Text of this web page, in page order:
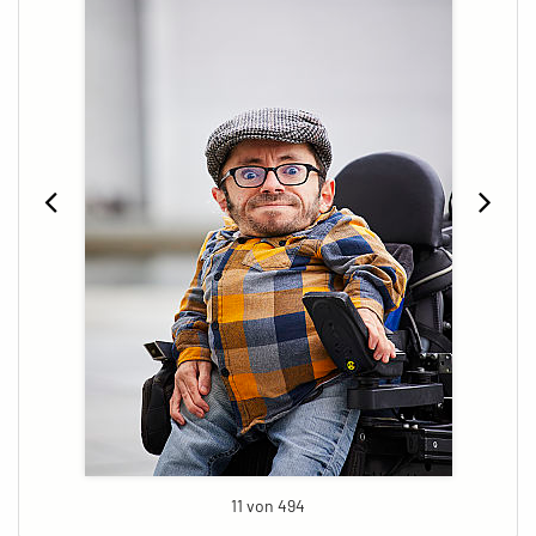
11 von 494